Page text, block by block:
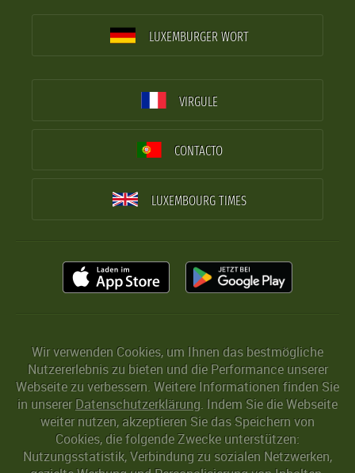
LUXEMBURGER WORT
VIRGULE
CONTACTO
LUXEMBOURG TIMES
Wir verwenden Cookies, um Ihnen das bestmögliche
Nutzererlebnis zu bieten und die Performance unserer
Webseite zu verbessern. Weitere Informationen finden Sie
in unserer Datenschutzerklärung. Indem Sie die Webseite
weiter nutzen, akzeptieren Sie das Speichern von
Cookies, die folgende Zwecke unterstützen:
Nutzungsstatistik, Verbindung zu sozialen Netzwerken,